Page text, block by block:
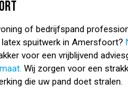
of bedrijfspand
spuitwerk in Amersfoort?
voor een vrijblijvend
Wij zorgen voor een
die uw pand doet stralen.